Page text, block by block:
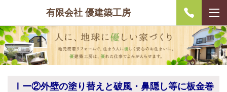
有限会社 優建築工房
Ⅰー②外壁の塗り替えと破風・鼻隠し等に板金巻